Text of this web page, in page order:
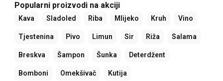
Popularni proizvodi na akciji
Kava Sladoled Riba Mlijeko Kruh Vino
Tjestenina Pivo Limun Sir Riža Salama
Breskva Šampon Šunka Deterdžent
Bomboni Omekšivač Kutija